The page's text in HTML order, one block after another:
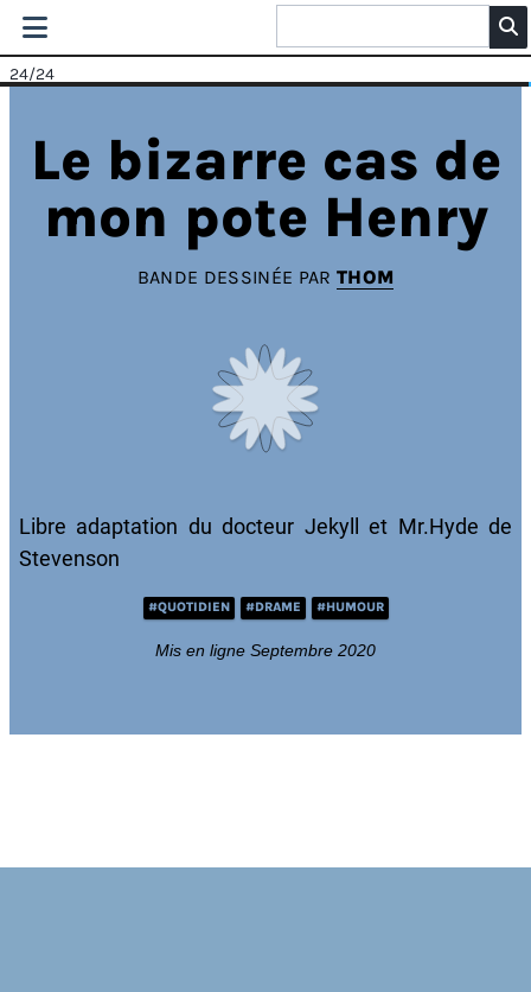
24/24
Le bizarre cas de
mon pote Henry
BANDE DESSINÉE PAR THOM
Libre adaptation du docteur Jekyll et Mr.Hyde de
Stevenson
#QUOTIDIEN #DRAME #HUMOUR
Mis en ligne Septembre 2020